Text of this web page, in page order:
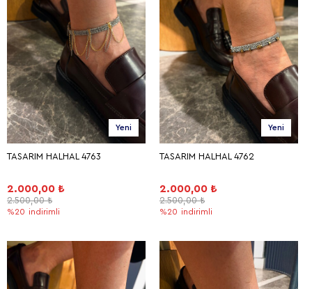
Yeni
TASARIM HALHAL 4763
2.000,00 ₺
2.500,00 ₺
%20 indirimli
Yeni
TASARIM HALHAL 4762
2.000,00 ₺
2.500,00 ₺
%20 indirimli